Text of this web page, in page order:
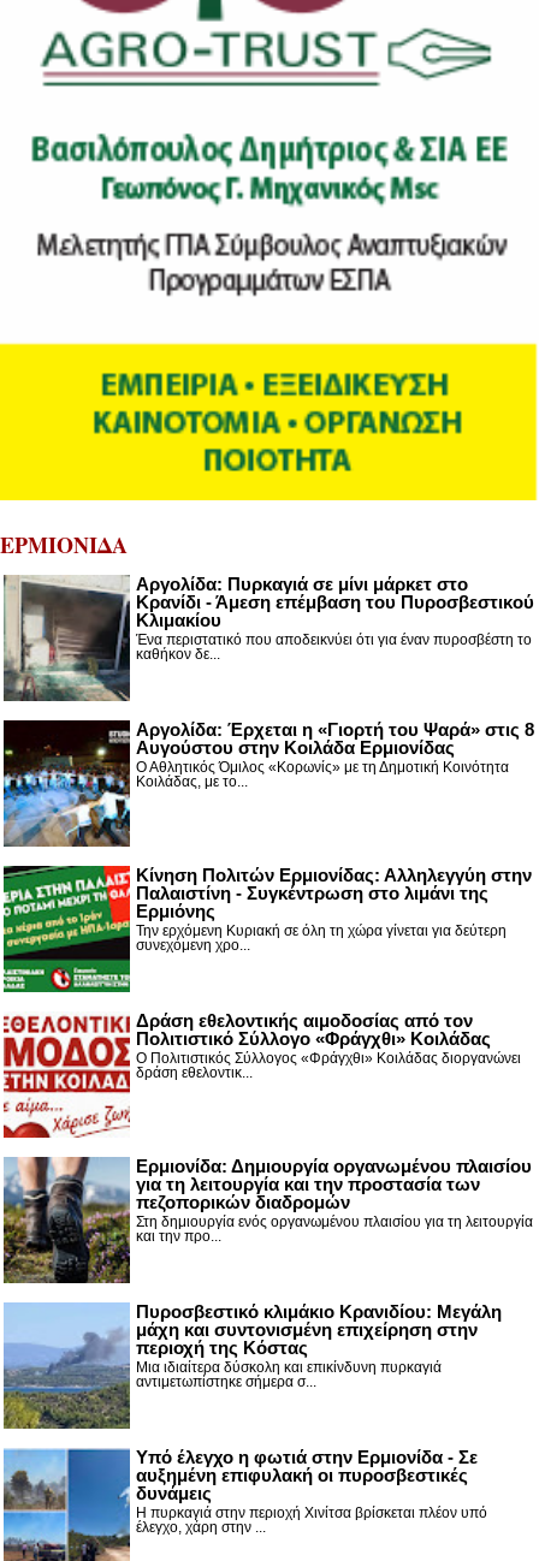
ΕΡΜΙΟΝΙΔΑ
Αργολίδα: Πυρκαγιά σε μίνι μάρκετ στο
Κρανίδι - Άμεση επέμβαση του Πυροσβεστικού
Κλιμακίου
Ένα περιστατικό που αποδεικνύει ότι για έναν πυροσβέστη το
καθήκον δε...
Αργολίδα: Έρχεται η «Γιορτή του Ψαρά» στις 8
Αυγούστου στην Κοιλάδα Ερμιονίδας
Ο Αθλητικός Όμιλος «Κορωνίς» με τη Δημοτική Κοινότητα
Κοιλάδας, με το...
Κίνηση Πολιτών Ερμιονίδας: Αλληλεγγύη στην
Παλαιστίνη - Συγκέντρωση στο λιμάνι της
Ερμιόνης
Την ερχόμενη Κυριακή σε όλη τη χώρα γίνεται για δεύτερη
συνεχόμενη χρο...
Δράση εθελοντικής αιμοδοσίας από τον
Πολιτιστικό Σύλλογο «Φράγχθι» Κοιλάδας
Ο Πολιτιστικός Σύλλογος «Φράγχθι» Κοιλάδας διοργανώνει
δράση εθελοντικ...
Ερμιονίδα: Δημιουργία οργανωμένου πλαισίου
για τη λειτουργία και την προστασία των
πεζοπορικών διαδρομών
Στη δημιουργία ενός οργανωμένου πλαισίου για τη λειτουργία
και την προ...
Πυροσβεστικό κλιμάκιο Κρανιδίου: Μεγάλη
μάχη και συντονισμένη επιχείρηση στην
περιοχή της Κόστας
Μια ιδιαίτερα δύσκολη και επικίνδυνη πυρκαγιά
αντιμετωπίστηκε σήμερα σ...
Υπό έλεγχο η φωτιά στην Ερμιονίδα - Σε
αυξημένη επιφυλακή οι πυροσβεστικές
δυνάμεις
Η πυρκαγιά στην περιοχή Χινίτσα βρίσκεται πλέον υπό
έλεγχο, χάρη στην ...